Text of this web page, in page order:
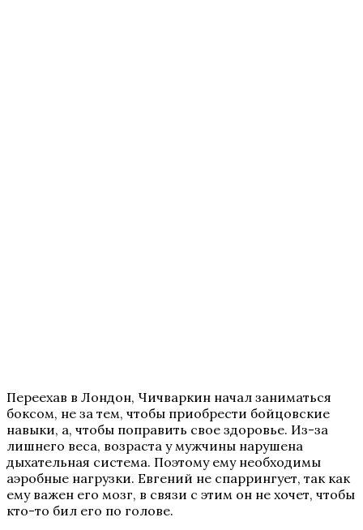
Переехав в Лондон, Чичваркин начал заниматься
боксом, не за тем, чтобы приобрести бойцовские
навыки, а, чтобы поправить свое здоровье. Из-за
лишнего веса, возраста у мужчины нарушена
дыхательная система. Поэтому ему необходимы
аэробные нагрузки. Евгений не спаррингует, так как
ему важен его мозг, в связи с этим он не хочет, чтобы
кто-то бил его по голове.